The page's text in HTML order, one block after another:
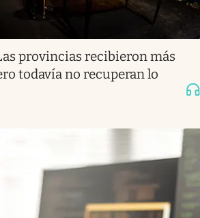
provincias recibieron más
todavía no recuperan lo